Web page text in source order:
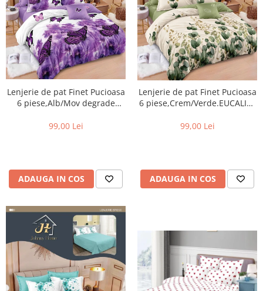
Lenjerie de pat Finet Pucioasa
6 piese,Alb/Mov degrade
99,00 Lei
ADAUGA IN COS
Lenjerie de pat Finet Pucioasa
6 piese,Crem/Verde.EUCALIPT
99,00 Lei
ADAUGA IN COS